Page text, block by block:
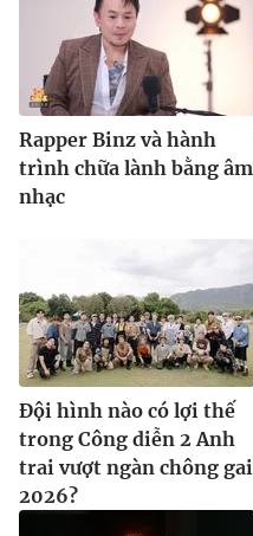
Rapper Binz và hành
trình chữa lành bằng âm
nhạc
Đội hình nào có lợi thế
trong Công diễn 2 Anh
trai vượt ngàn chông gai
2026?